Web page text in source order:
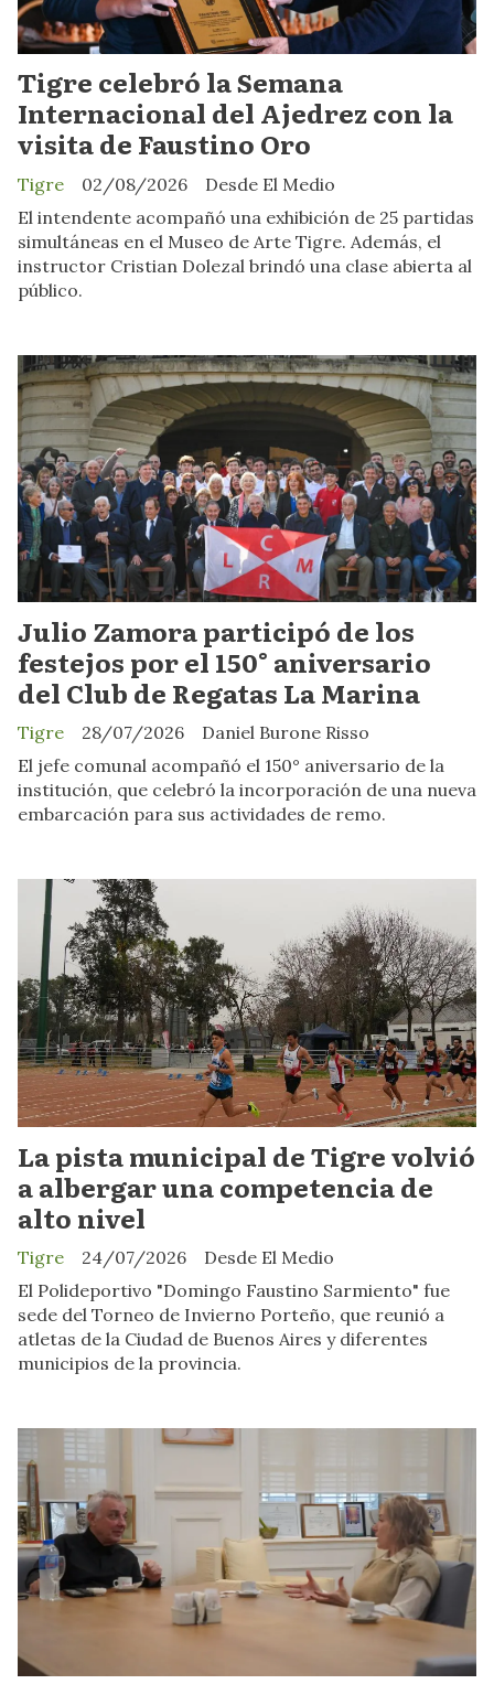
Tigre celebró la Semana
Internacional del Ajedrez con la
visita de Faustino Oro
Desde El Medio
Tigre
02/08/2026
El intendente acompañó una exhibición de 25 partidas
simultáneas en el Museo de Arte Tigre. Además, el
instructor Cristian Dolezal brindó una clase abierta al
público.
Julio Zamora participó de los
festejos por el 150° aniversario
del Club de Regatas La Marina
Daniel Burone Risso
Tigre
28/07/2026
El jefe comunal acompañó el 150° aniversario de la
institución, que celebró la incorporación de una nueva
embarcación para sus actividades de remo.
La pista municipal de Tigre volvió
a albergar una competencia de
alto nivel
Desde El Medio
Tigre
24/07/2026
El Polideportivo "Domingo Faustino Sarmiento" fue
sede del Torneo de Invierno Porteño, que reunió a
atletas de la Ciudad de Buenos Aires y diferentes
municipios de la provincia.